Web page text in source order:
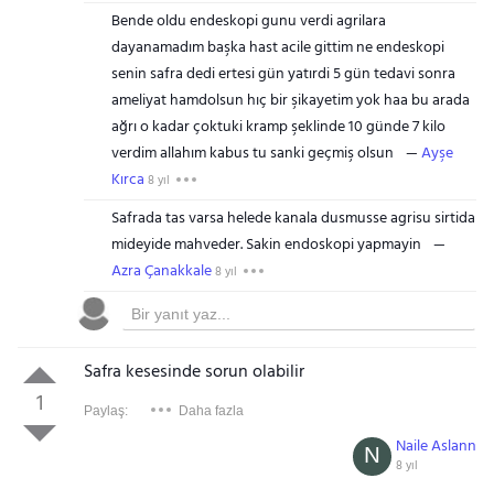
Bende oldu endeskopi gunu verdi agrilara
dayanamadım başka hast acile gittim ne endeskopi
senin safra dedi ertesi gün yatırdi 5 gün tedavi sonra
ameliyat hamdolsun hıç bir şikayetim yok haa bu arada
ağrı o kadar çoktuki kramp şeklinde 10 günde 7 kilo
verdim allahım kabus tu sanki geçmiş olsun
Ayşe
Kırca 8 yıl
Safrada tas varsa helede kanala dusmusse agrisu sirtida
mideyide mahveder. Sakin endoskopi yapmayin
Azra Çanakkale8 yıl
1
Safra kesesinde sorun olabilir
Paylaş: Daha fazla
Naile Aslann
8 yıl
N